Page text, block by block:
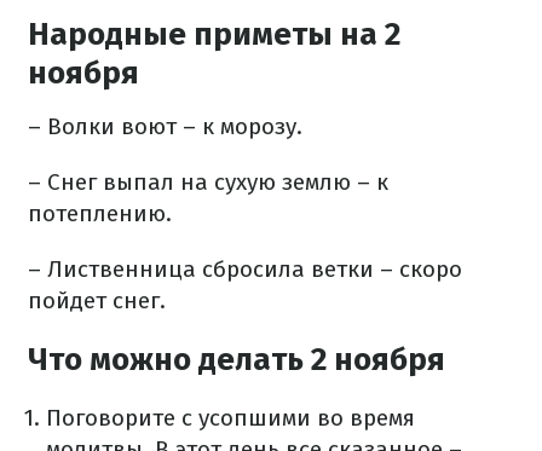
Народные приметы на 2
ноября
– Волки воют – к морозу.
– Снег выпал на сухую землю – к
потеплению.
– Лиственница сбросила ветки – скоро
пойдет снег.
Что можно делать 2 ноября
Поговорите с усопшими во время